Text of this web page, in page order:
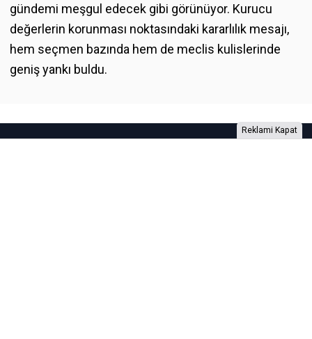
gündemi meşgul edecek gibi görünüyor. Kurucu
değerlerin korunması noktasındaki kararlılık mesajı,
hem seçmen bazında hem de meclis kulislerinde
geniş yankı buldu.
Reklami Kapat